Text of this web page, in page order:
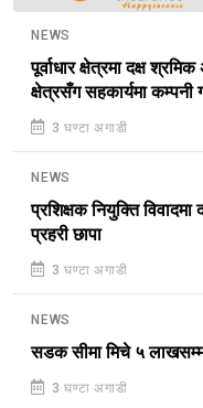
NEWS
पूर्वाधार क्षेत्रमा दक्ष
क्षेत्रसँग सहकार्यमा कम्पनी
3 घण्टा अगाडी
NEWS
प्रशिक्षक नियुक्ति
प्रहरी छापा
3 घण्टा अगाडी
NEWS
सडक सीमा मिचे ५
3 घण्टा अगाडी